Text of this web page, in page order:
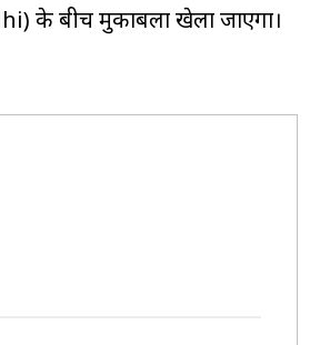
के बीच मुकाबला खेला जाएगा।